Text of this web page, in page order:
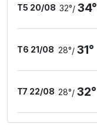
T5 20/08 32°/ 34°
T6 21/08 28°/ 31°
T7 22/08 28°/ 32°